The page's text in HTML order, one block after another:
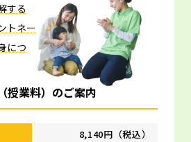
する
トネー
につ
授業料）のご案内
8,140円（税込）